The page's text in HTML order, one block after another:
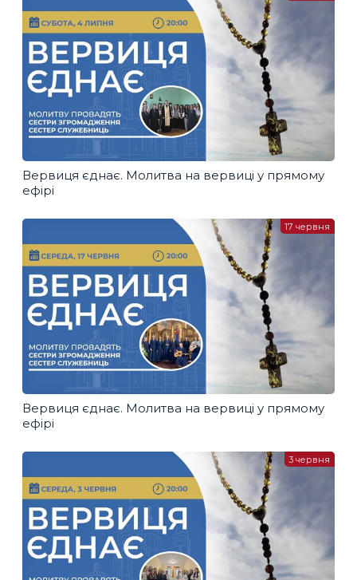
Вервиця єднає. Молитва на вервиці у прямому
ефірі
Вервиця єднає. Молитва на вервиці у прямому
ефірі
17 червня
3 червня